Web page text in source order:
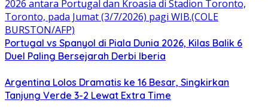
Portugal vs Spanyol di Piala Dunia 2026, Kilas Balik 6
Duel Paling Bersejarah Derbi Iberia
Argentina Lolos Dramatis ke 16 Besar, Singkirkan
Tanjung Verde 3-2 Lewat Extra Time